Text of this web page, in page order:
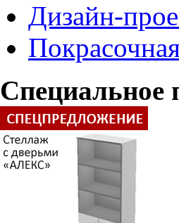
Дизайн-
Специальное